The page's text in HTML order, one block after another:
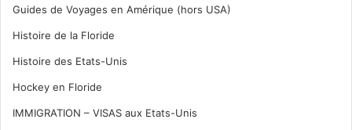
Guides de Voyages en Amérique (hors USA)
Histoire de la Floride
Histoire des Etats-Unis
Hockey en Floride
IMMIGRATION – VISAS aux Etats-Unis